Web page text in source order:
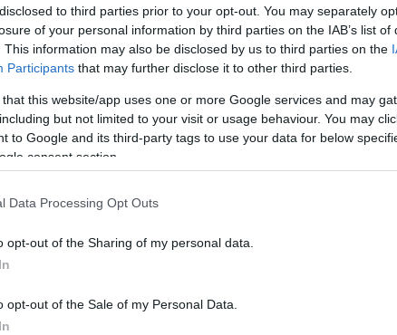
to third parties prior to your opt-out. You may separately
of your personal information by third parties on the IAB’s list of
This information may also be disclosed by us to third parties on the
Participants that may further disclose it to other third parties.
that this website/app uses one or more Google services and may
but not limited to your visit or usage behaviour. You may
to Google and its third-party tags to use your data for below
consent section.
Data Processing Opt Outs
opt-out of the Sharing of my personal data.
opt-out of the Sale of my Personal Data.